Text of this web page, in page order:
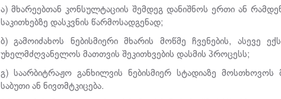
ა) მხარეებთან კონსულტაციის შემდეგ დანიშნოს ერთი ან
საკითხებზე დასკვნის წარმოსადგენად;
ბ) გამოიძახოს ნებისმიერი მხარის მოწმე ჩვენების, ასევე
უხელმძღვანელოს მათთვის შეკითხვების დასმის პროცესს;
გ) საარბიტრაჟო განხილვის ნებისმიერ სტადიაზე მოსთხოვოს
საბუთი ან ნივთმტკიცება.